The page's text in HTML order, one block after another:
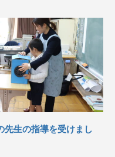
先生の指導を受けまし